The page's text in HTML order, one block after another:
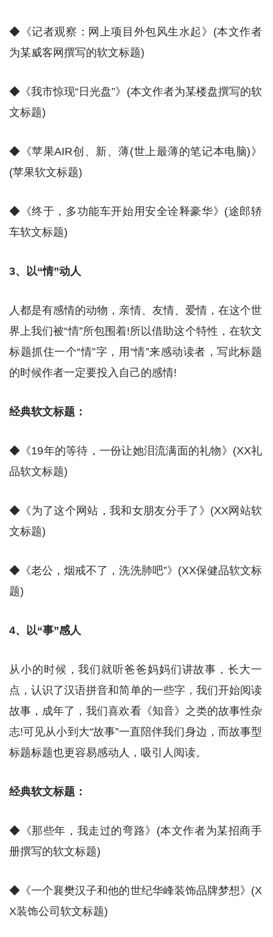
◆《记者观察：网上项目外包风生水起》(本文作者
为某威客网撰写的软文标题)
◆《我市惊现“日光盘”》(本文作者为某楼盘撰写的软
文标题)
◆《苹果AIR创、新、薄(世上最薄的笔记本电脑)》
(苹果软文标题)
◆《终于，多功能车开始用安全诠释豪华》(途郎轿
车软文标题)
3、以“情”动人
人都是有感情的动物，亲情、友情、爱情，在这个世
界上我们被“情”所包围着!所以借助这个特性，在软文
标题抓住一个“情”字，用“情”来感动读者，写此标题
的时候作者一定要投入自己的感情!
经典软文标题：
◆《19年的等待，一份让她泪流满面的礼物》(XX礼
品软文标题)
◆《为了这个网站，我和女朋友分手了》(XX网站软
文标题)
◆《老公，烟戒不了，洗洗肺吧”》(XX保健品软文标
题)
4、以“事”感人
从小的时候，我们就听爸爸妈妈们讲故事，长大一
点，认识了汉语拼音和简单的一些字，我们开始阅读
故事，成年了，我们喜欢看《知音》之类的故事性杂
志!可见从小到大“故事”一直陪伴我们身边，而故事型
标题标题也更容易感动人，吸引人阅读。
经典软文标题：
◆《那些年，我走过的弯路》(本文作者为某招商手
册撰写的软文标题)
◆《一个襄樊汉子和他的世纪华峰装饰品牌梦想》(X
X装饰公司软文标题)